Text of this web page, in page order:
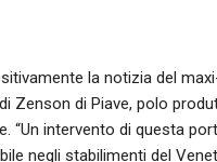
la notizia del
Zenson di Piave, polo
intervento di questa
negli stabilimenti del